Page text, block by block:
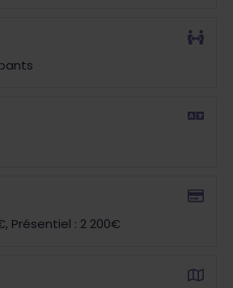
Présentiel : 2 200€